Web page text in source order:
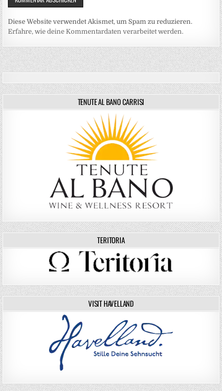
Diese Website verwendet Akismet, um Spam zu reduzieren.
Erfahre, wie deine Kommentardaten verarbeitet werden.
TENUTE AL BANO CARRISI
TERITORIA
VISIT HAVELLAND